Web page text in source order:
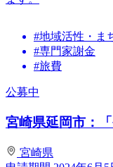
#地域活性・ま
#専門家謝金
#旅費
公募中
宮崎県延岡市：
宮崎県